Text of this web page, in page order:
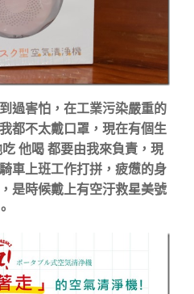
過害怕，在工業污染嚴重的
都不太戴口罩，現在有個生
他喝 都要由我來負責，現
車上班工作打拼，疲憊的身
是時候戴上有空汙救星美號